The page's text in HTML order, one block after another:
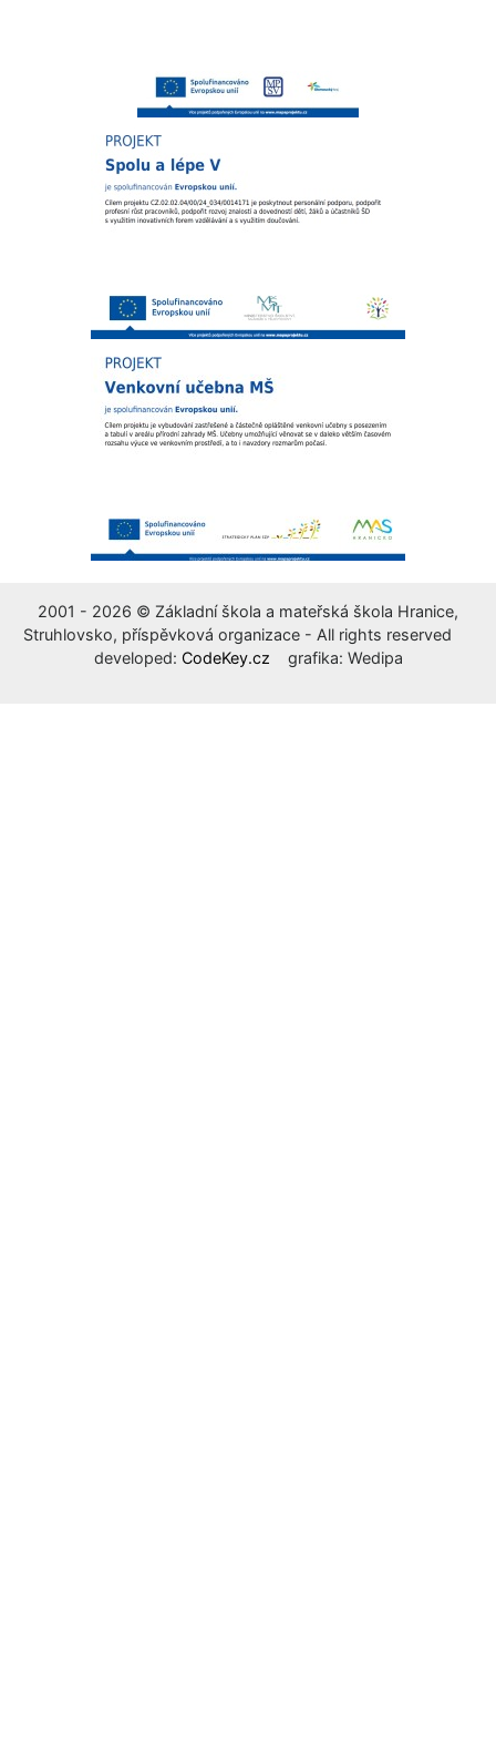
2001 - 2026 © Základní škola a mateřská škola Hranice,
Struhlovsko, příspěvková organizace - All rights reserved
developed: CodeKey.cz grafika: Wedipa